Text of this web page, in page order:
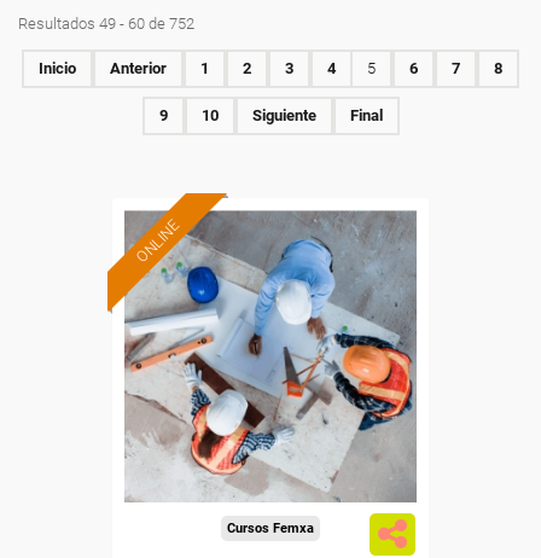
Resultados 49 - 60 de 752
Inicio Anterior 1 2 3 4 5 6 7 8
9 10 Siguiente Final
ONLINE
Formación 100%
subvencionada.
Para desempleados,
trabajadores y autónomos.
Sector
-Construcción e industrias
Extractivas.
Cursos Femxa